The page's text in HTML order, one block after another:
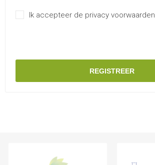
Ik accepteer de privacy voorwaarden
REGISTREER